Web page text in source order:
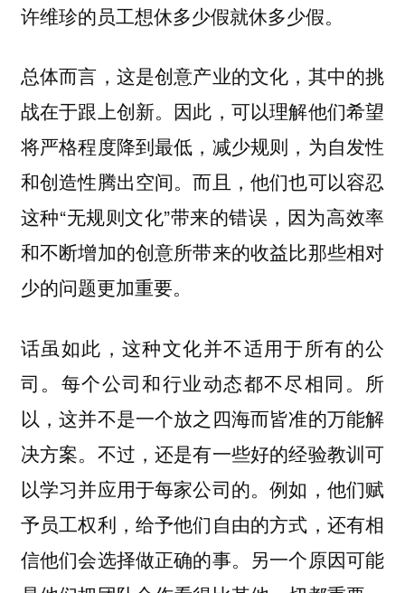
许维珍的员工想休多少假就休多少假。
总体而言，这是创意产业的文化，其中的挑
战在于跟上创新。因此，可以理解他们希望
将严格程度降到最低，减少规则，为自发性
和创造性腾出空间。而且，他们也可以容忍
这种“无规则文化”带来的错误，因为高效率
和不断增加的创意所带来的收益比那些相对
少的问题更加重要。
话虽如此，这种文化并不适用于所有的公
司。每个公司和行业动态都不尽相同。所
以，这并不是一个放之四海而皆准的万能解
决方案。不过，还是有一些好的经验教训可
以学习并应用于每家公司的。例如，他们赋
予员工权利，给予他们自由的方式，还有相
信他们会选择做正确的事。另一个原因可能